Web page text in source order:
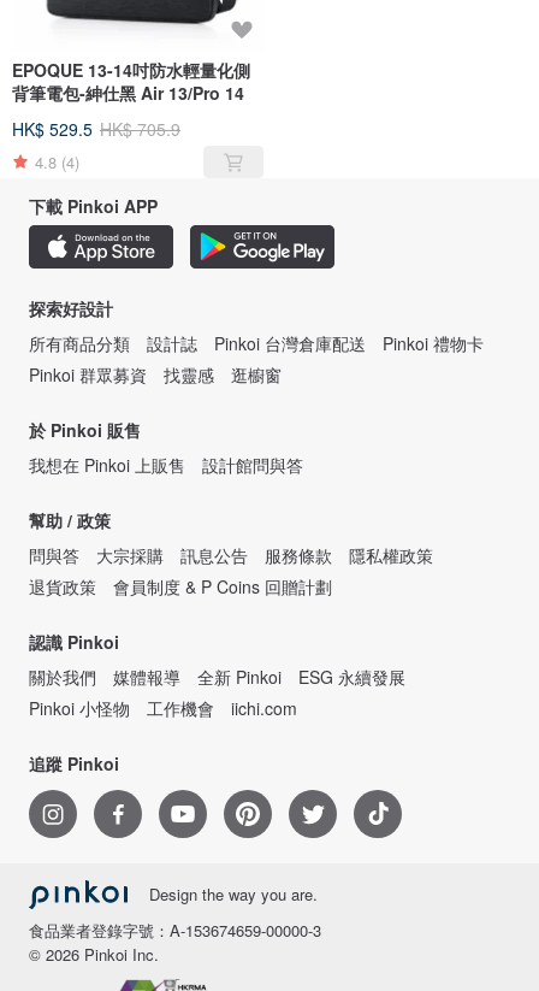
EPOQUE 13-14吋防水輕量化側
背筆電包-紳仕黑 Air 13/Pro 14
HK$ 529.5 HK$ 705.9
4.8 (4)
下載 Pinkoi APP
探索好設計
所有商品分類
設計誌 Pinkoi 台灣倉庫配送
Pinkoi 禮物卡
Pinkoi 群眾募資
找靈感 逛櫥窗
於 Pinkoi 販售
我想在 Pinkoi 上販售
設計館問與答
幫助 / 政策
問與答
大宗採購 訊息公告 服務條款
隱私權政策
退貨政策
會員制度 & P Coins 回贈計劃
認識 Pinkoi
關於我們
媒體報導 全新 Pinkoi
ESG 永續發展
Pinkoi 小怪物
工作機會 iichi.com
追蹤 Pinkoi
Design the way you are.
食品業者登錄字號：A-153674659-00000-3
© 2026 Pinkoi Inc.